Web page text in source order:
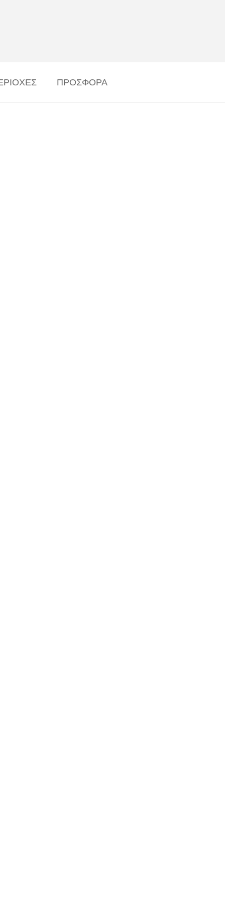
ΠΡΟΣΦΟΡΑ